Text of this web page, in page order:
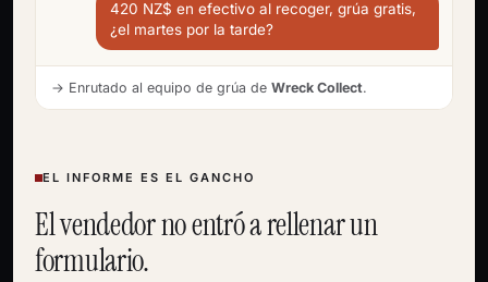
420 NZ$ en efectivo al recoger, grúa gratis,
¿el martes por la tarde?
→ Enrutado al equipo de grúa de Wreck Collect.
EL INFORME ES EL GANCHO
El vendedor no entró a rellenar un
formulario.